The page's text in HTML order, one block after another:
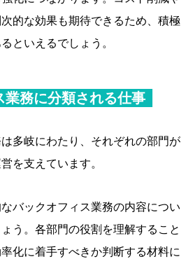
的な効果も期待できるため、積極
といえるでしょう。
業務に分類される仕事
多岐にわたり、それぞれの部門が
を支えています。
バックオフィス業務の内容につい
う。各部門の役割を理解すること
化に着手すべきか判断する材料に